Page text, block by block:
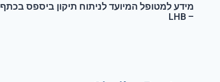
מידע למטופל המיועד לניתוח תיקון ביספס בכתף
– LHB